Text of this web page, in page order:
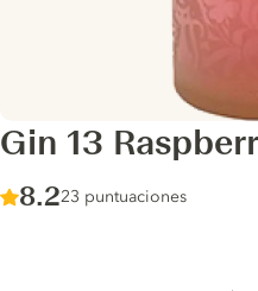
Gin 13
Score :
8.2/ 10
23 puntuaciones